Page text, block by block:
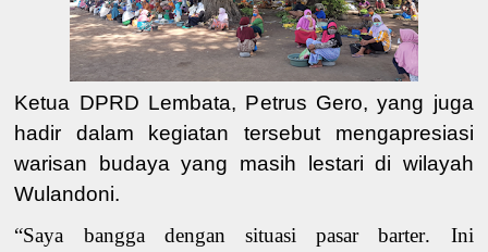
Ketua DPRD Lembata, Petrus Gero,yang juga
hadir dalam kegiatan tersebut mengapresiasi
warisan budaya yang masih lestari di wilayah
Wulandoni.
“Saya bangga dengan situasi pasar barter. Ini